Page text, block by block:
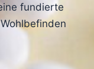
fundierte